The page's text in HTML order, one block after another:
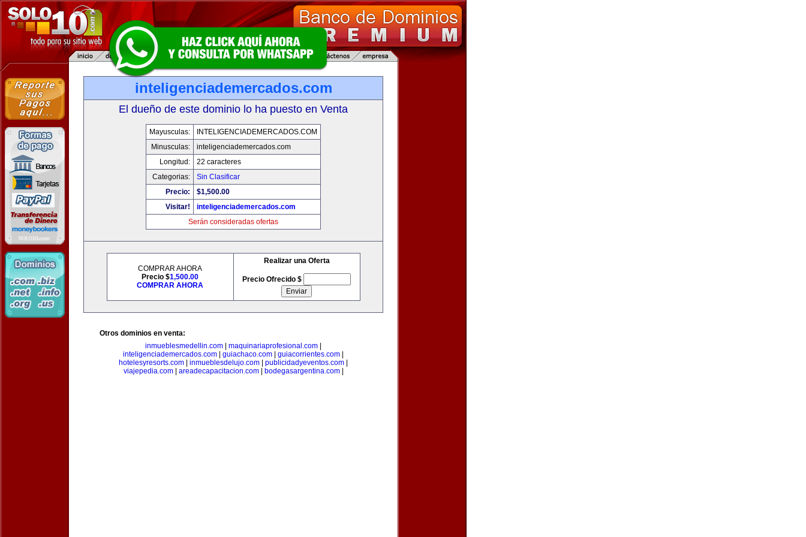
inteligenciademercados.com
El dueño de este dominio lo ha puesto en Venta
Mayusculas:
INTELIGENCIADEMERCADOS.COM
Minusculas:
inteligenciademercados.com
Longitud:
22 caracteres
Categorias:
Sin Clasificar
Precio:
$1,500.00
Visitar!
inteligenciademercados.com
Serán consideradas ofertas
COMPRAR AHORA
Precio $1,500.00
COMPRAR AHORA
Realizar una Oferta
Precio Ofrecido $
Otros dominios en venta:
inmueblesmedellin.com
maquinariaprofesional.com
inteligenciademercados.com
guiachaco.com guiacorrientes.com
hotelesyresorts.com
inmueblesdelujo.com publicidadyeventos.com
viajepedia.com| areadecapacitacion.com| bodegasargentina.com|